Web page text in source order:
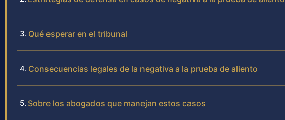
Qué esperar en el tribunal
Consecuencias legales de la negativa a la prueba de aliento
Sobre los abogados que manejan estos casos